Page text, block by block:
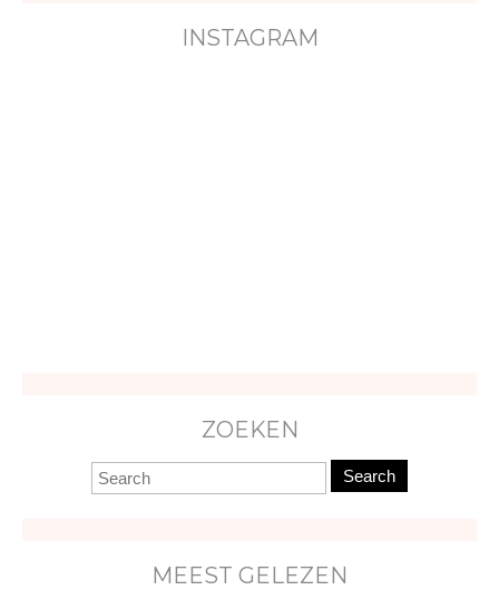
INSTAGRAM
ZOEKEN
Search
MEEST GELEZEN